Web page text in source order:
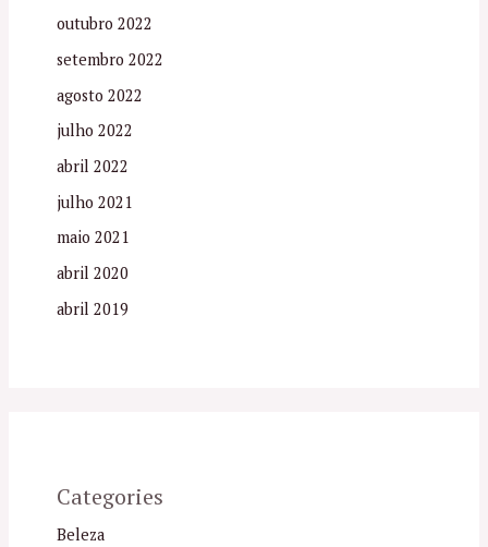
outubro 2022
setembro 2022
agosto 2022
julho 2022
abril 2022
julho 2021
maio 2021
abril 2020
abril 2019
Categories
Beleza